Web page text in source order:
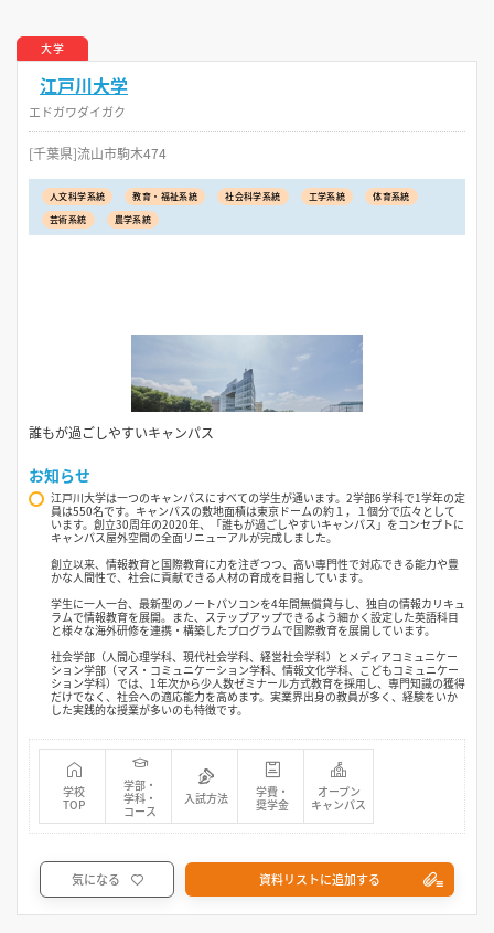
大学
江戸川大学
エドガワダイガク
[千葉県]流山市駒木474
人文科学系統 教育・福祉系統 社会科学系統 工学系統
体育系統
芸術系統
農学系統
誰もが過ごしやすいキャンパス
お知らせ
江戸川大学は一つのキャンパスにすべての学生が通います。2学部6学科で1学年の定
員は550名です。キャンパスの敷地面積は東京ドームの約１，１個分で広々として
います。創立30周年の2020年、「誰もが過ごしやすいキャンパス」をコンセプトに
キャンパス屋外空間の全面リニューアルが完成しました。
創立以来、情報教育と国際教育に力を注ぎつつ、高い専門性で対応できる能力や豊
かな人間性で、社会に貢献できる人材の育成を目指しています。
学生に一人一台、最新型のノートパソコンを4年間無償貸与し、独自の情報カリキュ
ラムで情報教育を展開。また、ステップアップできるよう細かく設定した英語科目
と様々な海外研修を連携・構築したプログラムで国際教育を展開しています。
社会学部（人間心理学科、現代社会学科、経営社会学科）とメディアコミュニケー
ション学部（マス・コミュニケーション学科、情報文化学科、こどもコミュニケー
ション学科）では、1年次から少人数ゼミナール方式教育を採用し、専門知識の獲得
だけでなく、社会への適応能力を高めます。実業界出身の教員が多く、経験をいか
した実践的な授業が多いのも特徴です。
学校
TOP
学部・
学科・
コース
入試方法
学費・
奨学金
オープン
キャンパス
気になる 資料リストに追加する